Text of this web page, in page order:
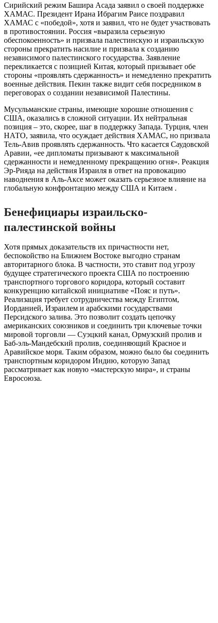
Сирийский режим Башира Асада заявил о своей поддержке
ХАМАС. Президент Ирана Ибрагим Раисе поздравил
ХАМАС с «победой», хотя и заявил, что не будет участвовать
в противостоянии. Россия «выразила серьезную
обеспокоенность» и призвала палестинскую и израильскую
стороны прекратить насилие и призвала к созданию
независимого палестинского государства. Заявление
перекликается с позицией Китая, который призывает обе
стороны «проявлять сдержанность» и немедленно прекратить
военные действия. Пекин также видит себя посредником в
переговорах о создании независимой Палестины.
Мусульманские страны, имеющие хорошие отношения с
США, оказались в сложной ситуации. Их нейтральная
позиция – это, скорее, шаг в поддержку Запада. Турция, член
НАТО, заявила, что осуждает действия ХАМАС, но призвала
Тель-Авив проявлять сдержанность. Что касается Саудовской
Аравии, «ее дипломаты призывают к максимальной
сдержанности и немедленному прекращению огня». Реакция
Эр-Рияда на действия Израиля в ответ на провокацию
наводнения в Аль-Аксе может оказать серьезное влияние на
глобальную конфронтацию между США и Китаем .
Бенефициары израильско-
палестинской войны
Хотя прямых доказательств их причастности нет,
беспокойство на Ближнем Востоке выгодно странам
авторитарного блока. В частности, это ставит под угрозу
будущее стратегического проекта США по построению
транспортного торгового коридора, который составит
конкуренцию китайской инициативе «Пояс и путь».
Реализация требует сотрудничества между Египтом,
Иорданией, Израилем и арабскими государствами
Персидского залива. Это позволит создать цепочку
американских союзников и соединить три ключевые точки
мировой торговли — Суэцкий канал, Ормузский пролив и
Баб-эль-Мандебский пролив, соединяющий Красное и
Аравийское моря. Таким образом, можно было бы соединить
транспортным коридором Индию, которую Запад
рассматривает как новую «мастерскую мира», и страны
Евросоюза.